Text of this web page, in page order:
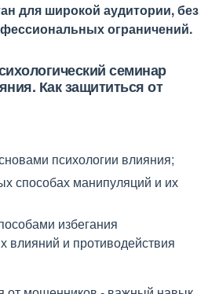
для широкой аудитории, без
ограничений.
семинар
Как защититься от
психологии влияния;
способах манипуляций и их
избегания
влияний и противодействия